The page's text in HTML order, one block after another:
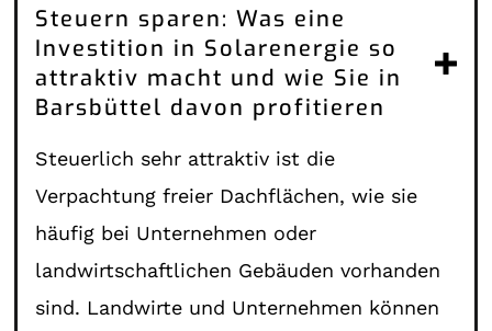
Steuern sparen: Was eine
Investition in Solarenergie so
attraktiv macht und wie Sie in
Barsbüttel davon profitieren
Steuerlich sehr attraktiv ist die
Verpachtung freier Dachflächen, wie sie
häufig bei Unternehmen oder
landwirtschaftlichen Gebäuden vorhanden
sind. Landwirte und Unternehmen können